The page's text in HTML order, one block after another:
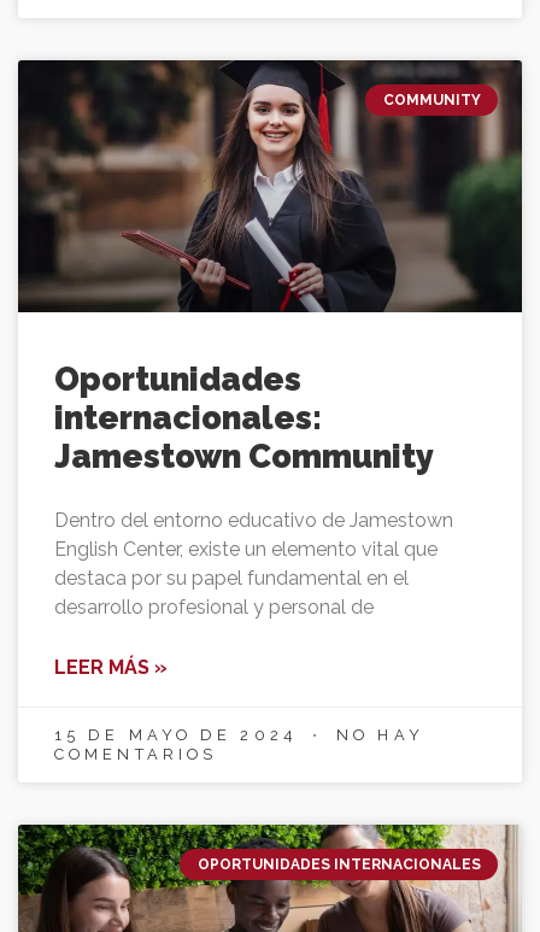
COMMUNITY
Oportunidades
internacionales:
Jamestown Community
Dentro del entorno educativo de Jamestown
English Center, existe un elemento vital que
destaca por su papel fundamental en el
desarrollo profesional y personal de
LEER MÁS »
15 DE MAYO DE 2024
NO HAY
COMENTARIOS
OPORTUNIDADES INTERNACIONALES